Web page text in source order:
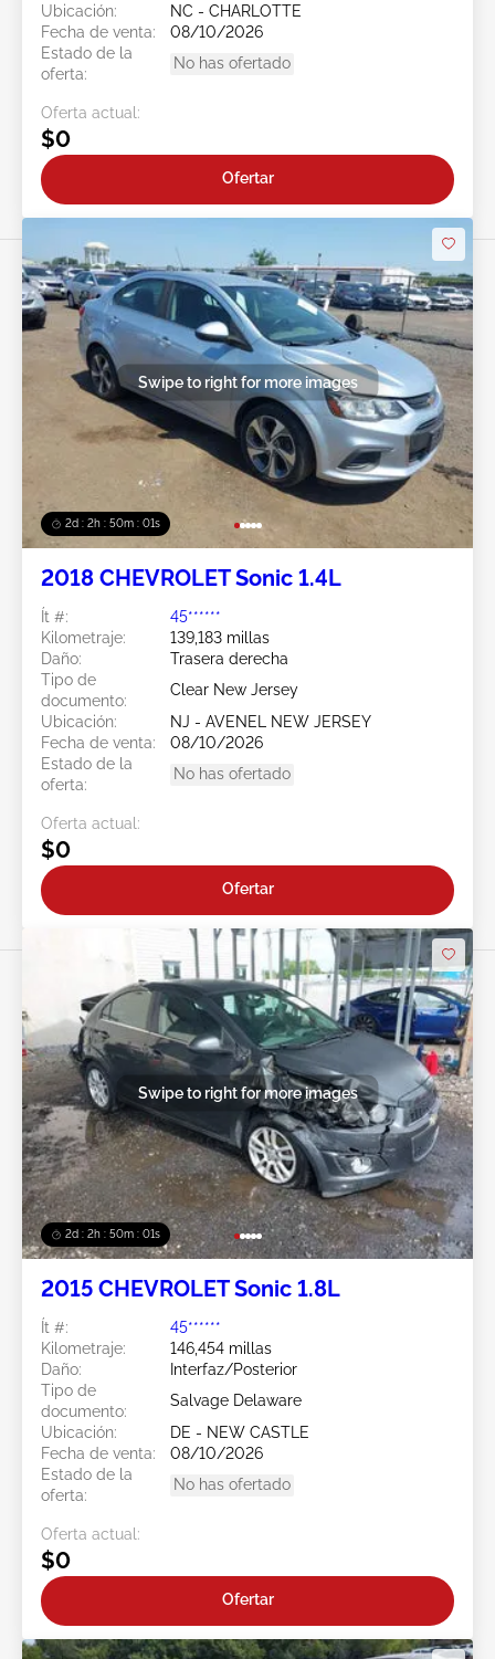
Ubicación:
NC - CHARLOTTE
Fecha de venta:
08/10/2026
Estado de la
oferta:
No has ofertado
Oferta actual:
$0
Ofertar
2d : 2h : 49m : 59s
Swipe to right for more images
2018 CHEVROLET Sonic 1.4L
Ít #:
45******
Kilometraje:
139,183 millas
Daño:
Trasera derecha
Tipo de
documento:
Clear New Jersey
Ubicación:
NJ - AVENEL NEW JERSEY
Fecha de venta:
08/10/2026
Estado de la
oferta:
No has ofertado
Oferta actual:
$0
Ofertar
2d : 2h : 49m : 59s
Swipe to right for more images
2015 CHEVROLET Sonic 1.8L
Ít #:
45******
Kilometraje:
146,454 millas
Daño:
Interfaz/Posterior
Tipo de
documento:
Salvage Delaware
Ubicación:
DE - NEW CASTLE
Fecha de venta:
08/10/2026
Estado de la
oferta:
No has ofertado
Oferta actual:
$0
Ofertar